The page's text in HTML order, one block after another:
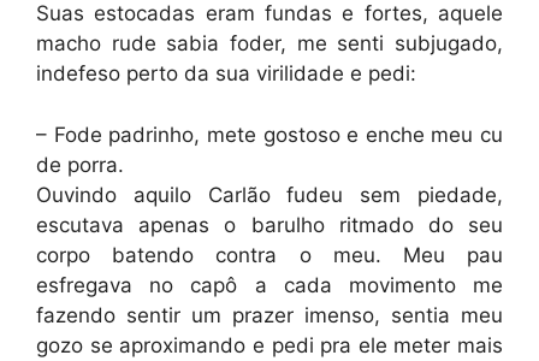
Suas estocadas eram fundas e fortes, aquele
macho rude sabia foder, me senti subjugado,
indefeso perto da sua virilidade e pedi:
– Fode padrinho, mete gostoso e enche meu cu
de porra.
Ouvindo aquilo Carlão fudeu sem piedade,
escutava apenas o barulho ritmado do seu
corpo batendo contra o meu. Meu pau
esfregava no capô a cada movimento me
fazendo sentir um prazer imenso, sentia meu
gozo se aproximando e pedi pra ele meter mais